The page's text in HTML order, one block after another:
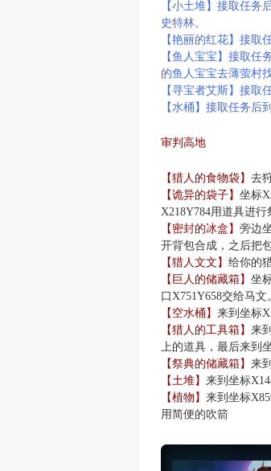
【小土堆】接取任务
史特林。
【艳丽的红花】接取
【鱼人宝宝】接取任
的鱼人宝宝去薄萤村
【寻宝者艾斯】接取
【水桶】接取任务后
审判高地
【猎人的食物袋】 去
【诡异的袋子】 坐标
X218Y784用道具进行
【密封的冰盒】 旁边
开背包合成，之后把
【猎人文文】 给你的
【巨人的储藏箱】 坐
口X751Y658交给马文
【空水桶】 来到坐标
【猎人的工具箱】 来
上的道具，最后来到
【祭典的储藏箱】 来
【土堆】 来到坐标
【植物】 来到坐标
用简便的吹箭